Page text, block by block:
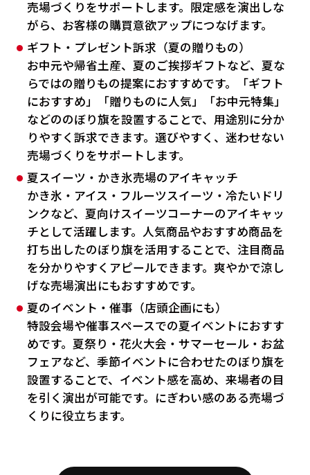
売場づくりをサポートします。限定感を演出しな
がら、お客様の購買意欲アップにつなげます。
ギフト・プレゼント訴求（夏の贈りもの）
お中元や帰省土産、夏のご挨拶ギフトなど、夏な
らではの贈りもの提案におすすめです。「ギフト
におすすめ」「贈りものに人気」「お中元特集」
などののぼり旗を設置することで、用途別に分か
りやすく訴求できます。選びやすく、迷わせない
売場づくりをサポートします。
夏スイーツ・かき氷売場のアイキャッチ
かき氷・アイス・フルーツスイーツ・冷たいドリ
ンクなど、夏向けスイーツコーナーのアイキャッ
チとして活躍します。人気商品やおすすめ商品を
打ち出したのぼり旗を活用することで、注目商品
を分かりやすくアピールできます。爽やかで涼し
げな売場演出にもおすすめです。
夏のイベント・催事（店頭企画にも）
特設会場や催事スペースでの夏イベントにおすす
めです。夏祭り・花火大会・サマーセール・お盆
フェアなど、季節イベントに合わせたのぼり旗を
設置することで、イベント感を高め、来場者の目
を引く演出が可能です。にぎわい感のある売場づ
くりに役立ちます。